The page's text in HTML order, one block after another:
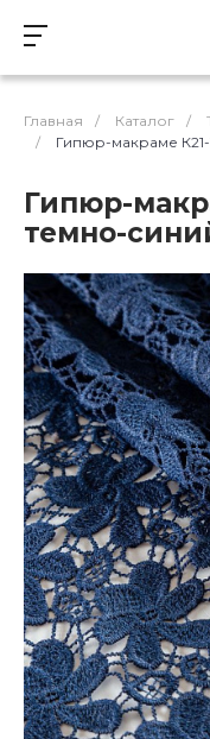
Главная / Каталог /
/
Гипюр-макраме
Гипюр-
темно-